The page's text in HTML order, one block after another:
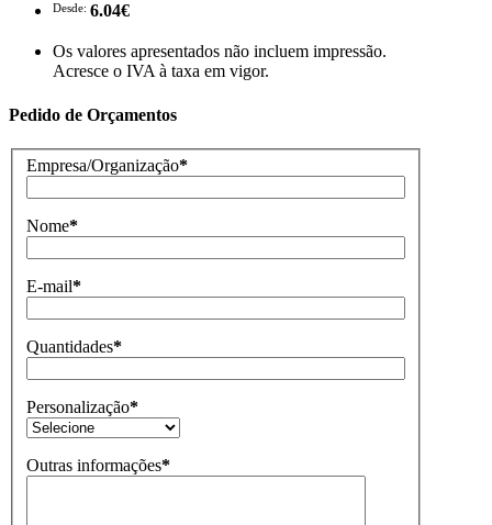
Desde: 6.04€
Os valores apresentados não incluem impressão.
Acresce o IVA à taxa em vigor.
Pedido de Orçamentos
Empresa/Organização*
Nome*
E-mail*
Quantidades*
Personalização*
Outras informações*